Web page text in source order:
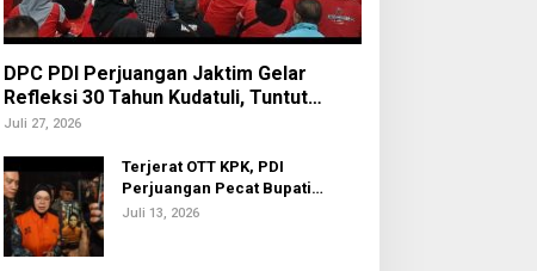
DPC PDI Perjuangan Jaktim Gelar
Refleksi 30 Tahun Kudatuli, Tuntut
Penuntasan Hukum Aktor Intelektual
Juli 27, 2026
Terjerat OTT KPK, PDI
Perjuangan Pecat Bupati
Sukoharjo Etik Suryani
Juli 13, 2026